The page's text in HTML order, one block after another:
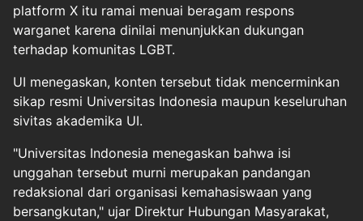
platform X itu ramai menuai beragam respons
warganet karena dinilai menunjukkan dukungan
terhadap komunitas LGBT.
UI menegaskan, konten tersebut tidak mencerminkan
sikap resmi Universitas Indonesia maupun keseluruhan
sivitas akademika UI.
"Universitas Indonesia menegaskan bahwa isi
unggahan tersebut murni merupakan pandangan
redaksional dari organisasi kemahasiswaan yang
bersangkutan," ujar Direktur Hubungan Masyarakat,